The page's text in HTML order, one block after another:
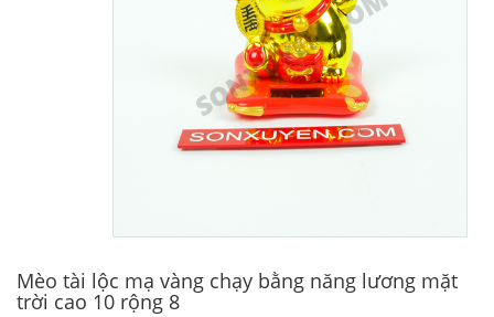
Mèo tài lộc mạ vàng chạy bằng năng lương mặt
trời cao 10 rộng 8